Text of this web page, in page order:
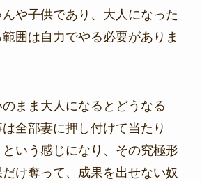
や子供であり、大人になった
囲は自力でやる必要がありま
まま大人になるとどうなる
全部妻に押し付けて当たり
いう感じになり、その究極形
け奪って、成果を出せない奴